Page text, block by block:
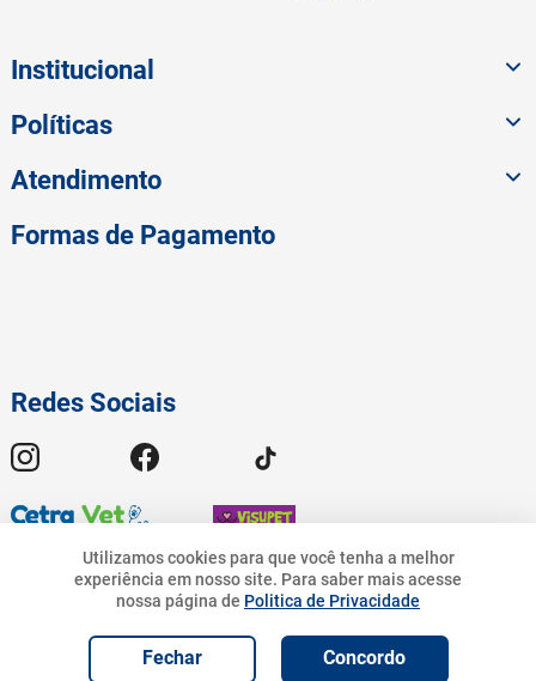
Utilizamos cookies para que você tenha a melhor
experiência em nosso site. Para saber mais acesse
nossa página de Politica de Privacidade
Concordo
Fechar
259,90 18%
Adicionar ao Carrinho
Adicionar e
Institucional
Políticas
Atendimento
Redes Sociais
Formas de Pagamento
© 2023 American Pet - Todos os Direitos Reservados | Pet.Bandeirantes
Geremario Dantas, 01413 - Freguesia (Jacarepaguá) - Rio de Janeiro - RJ.